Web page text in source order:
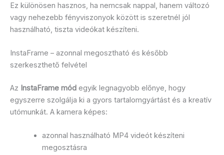
Ez különösen hasznos, ha nemcsak nappal, hanem változó
vagy nehezebb fényviszonyok között is szeretnél jól
használható, tiszta videókat készíteni.
InstaFrame – azonnal megosztható és később
szerkeszthető felvétel
Az InstaFrame mód egyik legnagyobb előnye, hogy
egyszerre szolgálja ki a gyors tartalomgyártást és a kreatív
utómunkát. A kamera képes:
azonnal használható MP4 videót készíteni
megosztásra